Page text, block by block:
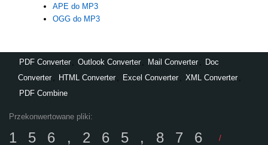
APE do MP3
OGG do MP3
PDF Converter , Outlook Converter , Mail Converter ,
Doc
Converter , HTML Converter , Excel Converter , XML Converter ,
PDF Combine
Przekonwertowane pliki:
156,265,876 /